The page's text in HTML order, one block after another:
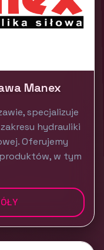
Manex
specjalizuje
hydrauliki
Oferujemy
w tym